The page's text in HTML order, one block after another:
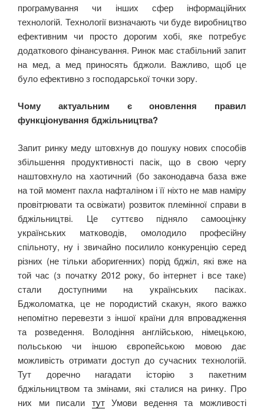
програмування чи інших сфер інформаційних
технологій. Технології визначають чи буде виробництво
ефективним чи просто дорогим хобі, яке потребує
додаткового фінансування. Ринок має стабільний запит
на мед, а мед приносять бджоли. Важливо, щоб це
було ефективно з господарської точки зору.
Чому актуальним є оновлення правил
функціонування бджільництва?
Запит ринку меду штовхнув до пошуку нових способів
збільшення продуктивності пасік, що в свою чергу
наштовхнуло на хаотичний (бо законодавча база вже
на той момент пахла нафталіном і її ніхто не мав наміру
провітрювати та освіжати) розвиток племінної справи в
бджільництві. Це суттєво підняло самооцінку
українських матководів, омолодило професійну
спільноту, ну і звичайно посилило конкуренцію серед
різних (не тільки аборигенних) порід бджіл, які вже на
той час (з початку 2012 року, бо інтернет і все таке)
стали доступними на українських пасіках.
Бджоломатка, це не породистий скакун, якого важко
непомітно перевезти з іншої країни для впровадження
та розведення. Володіння англійською, німецькою,
польською чи іншою європейською мовою дає
можливість отримати доступ до сучасних технологій.
Тут доречно нагадати історію з пакетним
бджільництвом та змінами, які сталися на ринку. Про
них ми писали тутУмови ведення та можливості